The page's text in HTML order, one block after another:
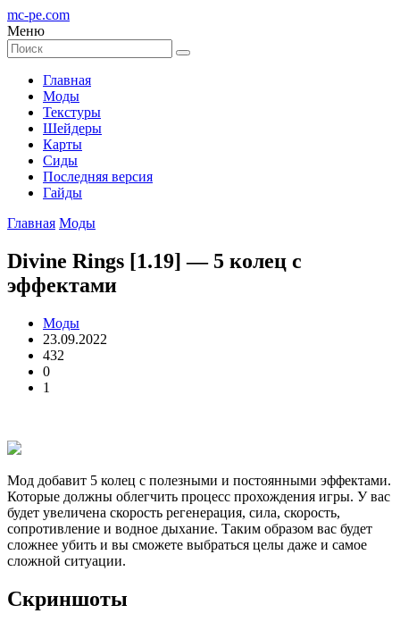
mc-pe.com
Меню
Главная
Моды
Текстуры
Шейдеры
Карты
Сиды
Последняя версия
Гайды
Главная Моды
Divine Rings [1.19] — 5 колец с
эффектами
Моды
23.09.2022
432
0
1
Мод добавит 5 колец с полезными и постоянными эффектами.
Которые должны облегчить процесс прохождения игры. У вас
будет увеличена скорость регенерация, сила, скорость,
сопротивление и водное дыхание. Таким образом вас будет
сложнее убить и вы сможете выбраться целы даже и самое
сложной ситуации.
Скриншоты